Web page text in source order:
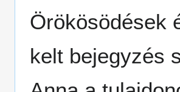
Örökösödések
kelt bejegyzés